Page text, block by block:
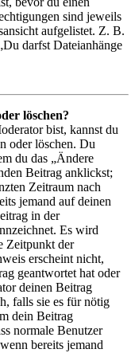
sind jeweils
aufgelistet. Z. B.
darfst Dateianhänge
löschen?
bist, kannst du
oder löschen. Du
du das „Ändere
Beitrag anklickst;
Zeitraum nach
jemand auf deinen
in der
Es wird
Zeitpunkt der
erscheint nicht,
geantwortet hat oder
deinen Beitrag
falls sie es für nötig
dein Beitrag
normale Benutzer
bereits jemand